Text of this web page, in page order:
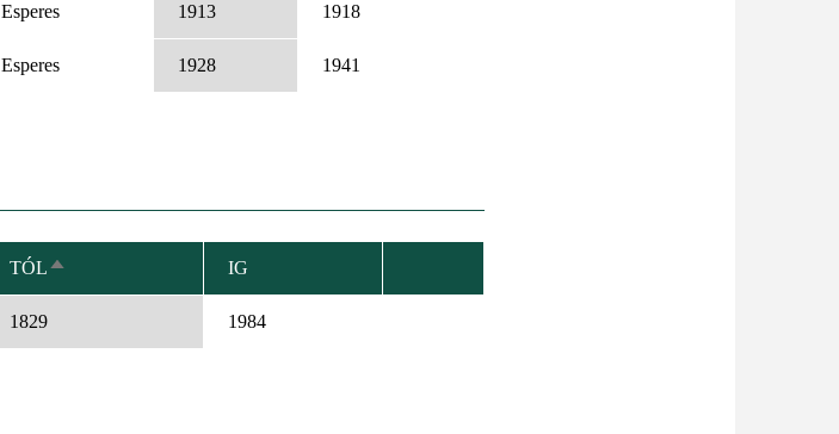
Esperes 1913 1918
Esperes 1928 1941
TÓLCSÖKKENŐ
RENDEZÉS
IG
1829 1984